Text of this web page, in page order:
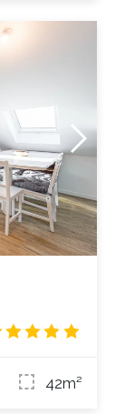
42m²